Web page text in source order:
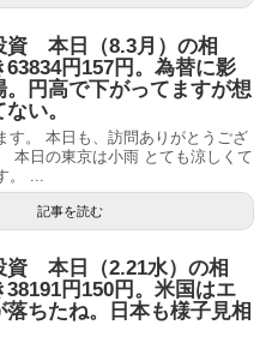
資 本日（8.3月）の相
円157円。為替に影
。円高で下がってますが想
い。
す。 本日も、訪問ありがとうござ
本日の東京は小雨 とても涼しくて
。 ...
記事を読む
資 本日（2.21水）の相
円150円。米国はエ
落ちたね。日本も様子見相